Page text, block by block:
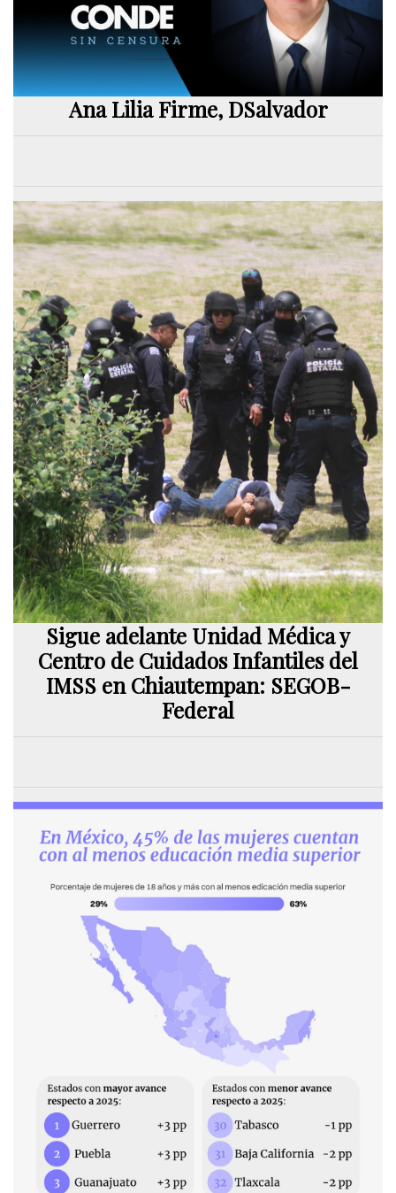
Ana Lilia Firme, DSalvador
Sigue adelante Unidad Médica y
Centro de Cuidados Infantiles del
IMSS en Chiautempan: SEGOB-
Federal